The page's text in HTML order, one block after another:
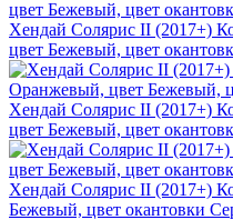
Хендай Солярис II (2017+)
цвет Бежевый, цвет
Хендай Солярис II (2017+)
цвет Бежевый, цвет
Хендай Солярис II (2017+)
Бежевый, цвет окантовки